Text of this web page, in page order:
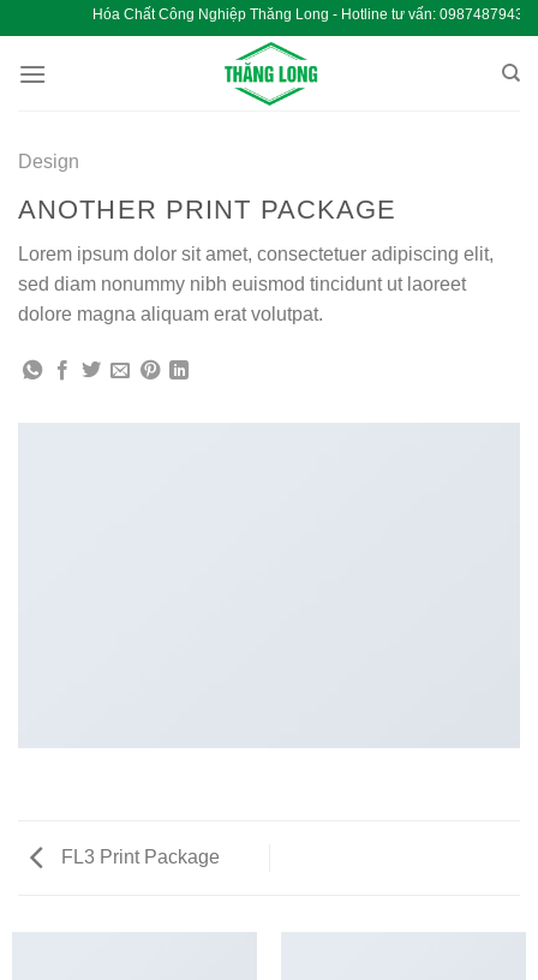
nội
Hóa Chất Công Nghiệp Thăng Long - Hotline tư vấn:
Design
ANOTHER PRINT PACKAGE
Lorem ipsum dolor sit amet, consectetuer adipiscing elit,
sed diam nonummy nibh euismod tincidunt ut laoreet
dolore magna aliquam erat volutpat.
FL3 Print Package